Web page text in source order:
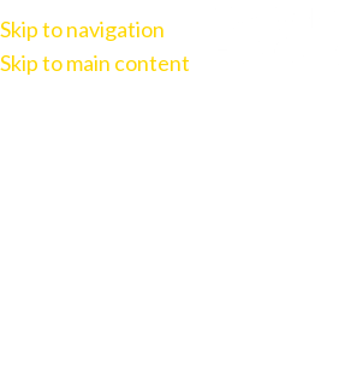
Skip to navigation
Skip to main content